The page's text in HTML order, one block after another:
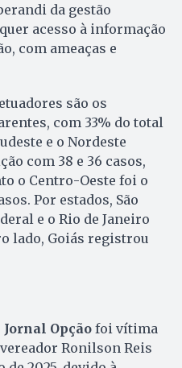
da gestão
acesso à informação
com ameaças e
são os
com 33% do total
e o Nordeste
com 38 e 36 casos,
o Centro-Oeste foi o
Por estados, São
e o Rio de Janeiro
lado, Goiás registrou
Jornal Opção foi vítima
Ronilson Reis